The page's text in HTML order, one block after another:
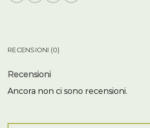
RECENSIONI (0)
Recensioni
Ancora non ci sono recensioni.